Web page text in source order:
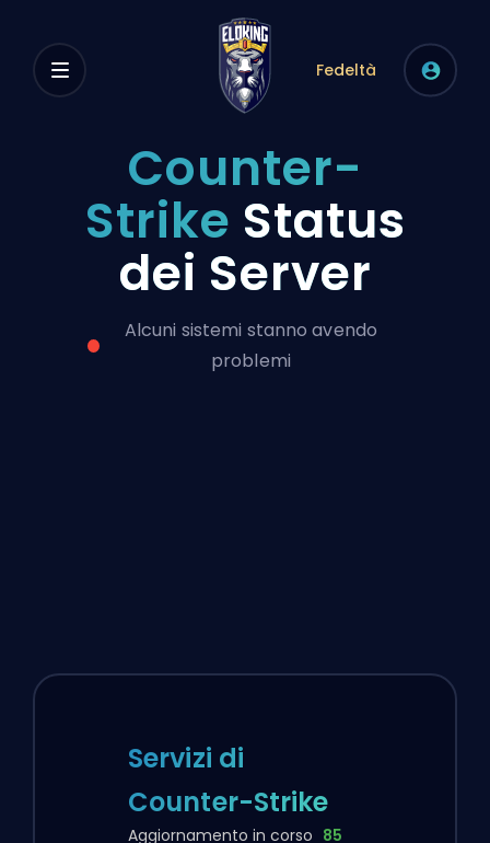
Fedeltà
Counter-
Strike Status
dei Server
Alcuni sistemi stanno avendo
problemi
Servizi di
Counter-Strike
Aggiornamento in corso 84